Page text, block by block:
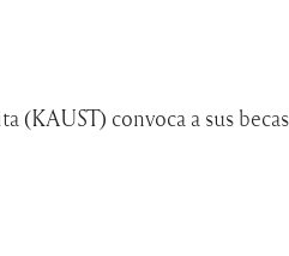
convoca a sus